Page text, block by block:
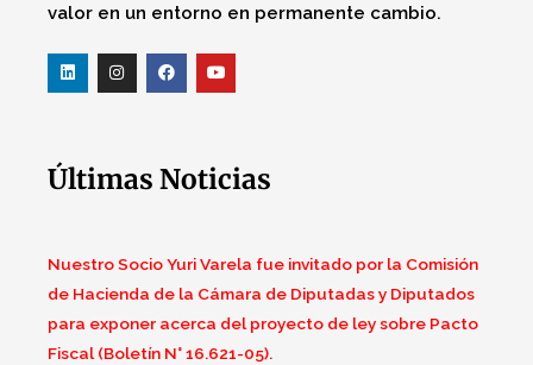
valor en un entorno en permanente cambio.
Últimas Noticias
Nuestro Socio Yuri Varela fue invitado por la Comisión
de Hacienda de la Cámara de Diputadas y Diputados
para exponer acerca del proyecto de ley sobre Pacto
Fiscal (Boletín N° 16.621-05).